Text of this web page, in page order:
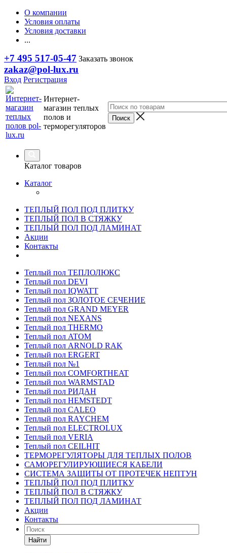
О компании
Условия оплаты
Условия доставки
...
+7 495 517-05-47 Заказать звонок
zakaz@pol-lux.ru
Вход Регистрация
Интернет-
магазин теплых
полов и
терморегуляторов
Каталог товаров
Каталог
ТЕПЛЫЙ ПОЛ ПОД ПЛИТКУ
ТЕПЛЫЙ ПОЛ В СТЯЖКУ
ТЕПЛЫЙ ПОЛ ПОД ЛАМИНАТ
Акции
Контакты
Теплый пол ТЕПЛОЛЮКС
Теплый пол DEVI
Теплый пол IQWATT
Теплый пол ЗОЛОТОЕ СЕЧЕНИЕ
Теплый пол GRAND MEYER
Теплый пол NEXANS
Теплый пол THERMO
Теплый пол ATOM
Теплый пол ARNOLD RAK
Теплый пол ERGERT
Теплый пол №1
Теплый пол COMFORTHEAT
Теплый пол WARMSTAD
Теплый пол РИДАН
Теплый пол HEMSTEDT
Теплый пол CALEO
Теплый пол RAYCHEM
Теплый пол ELECTROLUX
Теплый пол VERIA
Теплый пол CEILHIT
ТЕРМОРЕГУЛЯТОРЫ ДЛЯ ТЕПЛЫХ ПОЛОВ
САМОРЕГУЛИРУЮЩИЕСЯ КАБЕЛИ
СИСТЕМА ЗАЩИТЫ ОТ ПРОТЕЧЕК НЕПТУН
ТЕПЛЫЙ ПОЛ ПОД ПЛИТКУ
ТЕПЛЫЙ ПОЛ В СТЯЖКУ
ТЕПЛЫЙ ПОЛ ПОД ЛАМИНАТ
Акции
Контакты
Найти